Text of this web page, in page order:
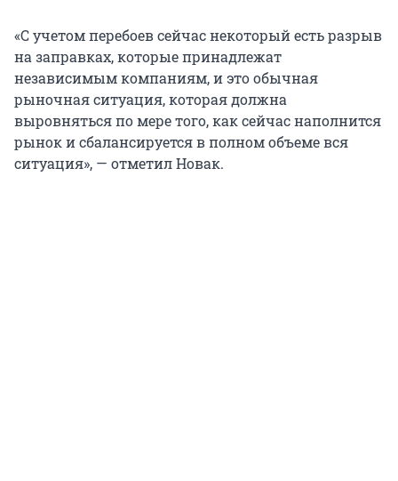
«С учетом перебоев сейчас некоторый есть разрыв
на заправках, которые принадлежат
независимым компаниям, и это обычная
рыночная ситуация, которая должна
выровняться по мере того, как сейчас наполнится
рынок и сбалансируется в полном объеме вся
ситуация», — отметил Новак.